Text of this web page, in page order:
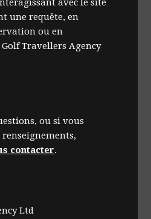
avec le site
une requête, en
ou en
Travellers Agency
ou si vous
contacter.
Ltd